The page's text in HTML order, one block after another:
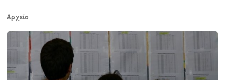
Αρχείο